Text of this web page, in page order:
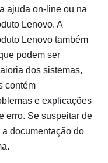
ajuda on-line ou na
Lenovo. A
Lenovo também
podem ser
dos sistemas,
contém
e explicações
erro. Se suspeitar de
documentação do